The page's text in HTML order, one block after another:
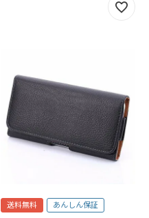
送料無料 あんしん保証